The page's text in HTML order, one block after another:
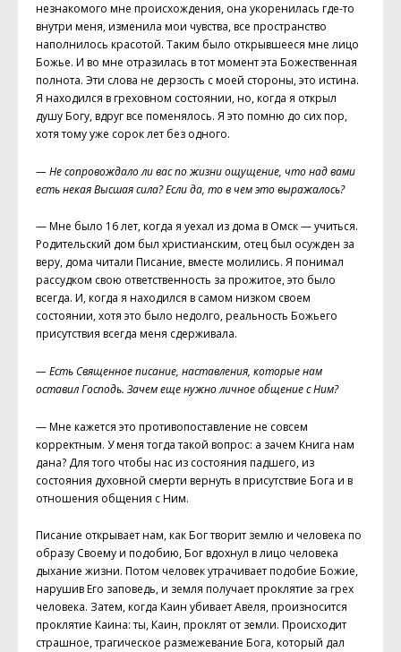
незнакомого мне происхождения, она укоренилась где-то
внутри меня, изменила мои чувства, все пространство
наполнилось красотой. Таким было открывшееся мне лицо
Божье. И во мне отразилась в тот момент эта Божественная
полнота. Эти слова не дерзость с моей стороны, это истина.
Я находился в греховном состоянии, но, когда я открыл
душу Богу, вдруг все поменялось. Я это помню до сих пор,
хотя тому уже сорок лет без одного.
— Не сопровождало ли вас по жизни ощущение, что над вами
есть некая Высшая сила? Если да, то в чем это выражалось?
— Мне было 16 лет, когда я уехал из дома в Омск — учиться.
Родительский дом был христианским, отец был осужден за
веру, дома читали Писание, вместе молились. Я понимал
рассудком свою ответственность за прожитое, это было
всегда. И, когда я находился в самом низком своем
состоянии, хотя это было недолго, реальность Божьего
присутствия всегда меня сдерживала.
— Есть Священное писание, наставления, которые нам
оставил Господь. Зачем еще нужно личное общение с Ним?
— Мне кажется это противопоставление не совсем
корректным. У меня тогда такой вопрос: а зачем Книга нам
дана? Для того чтобы нас из состояния падшего, из
состояния духовной смерти вернуть в присутствие Бога и в
отношения общения с Ним.
Писание открывает нам, как Бог творит землю и человека по
образу Своему и подобию, Бог вдохнул в лицо человека
дыхание жизни. Потом человек утрачивает подобие Божие,
нарушив Его заповедь, и земля получает проклятие за грех
человека. Затем, когда Каин убивает Авеля, произносится
проклятие Каина: ты, Каин, проклят от земли. Происходит
страшное, трагическое размежевание Бога, который дал